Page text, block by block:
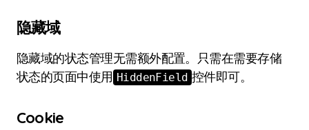
隐藏域
隐藏域的状态管理无需额外配置。只需在需要存储
状态的页面中使用 HiddenField 控件即可。
Cookie